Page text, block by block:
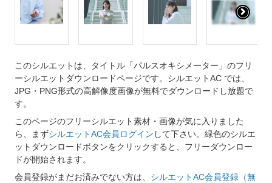
このシルエットは、タイトル「パルスオキシメーター」のフリ
ーシルエットダウンロードページです。シルエットAC では、
JPG・PNG形式の高解像度画像が無料でダウンロードし放題で
す。
このページのフリーシルエット素材・画像が気に入りました
ら、まずシルエットAC会員ログイン して下さい。緑色のシルエ
ットダウンロードボタンをクリックすると、フリーダウンロー
ドが開始されます。
会員登録がまだお済みでない方は、 シルエットAC会員登録（無